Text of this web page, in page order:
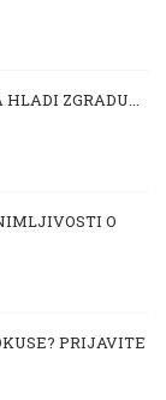
ZGRADU...
O
PRIJAVITE